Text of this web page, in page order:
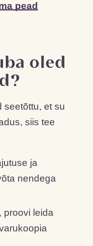
pead
oled
seetõttu, et su
siis tee
ja
nendega
proovi leida